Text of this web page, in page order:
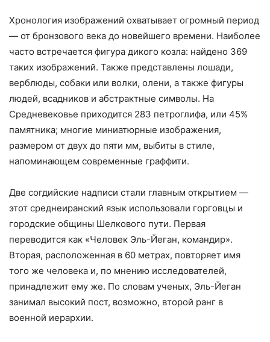
Хронология изображений охватывает огромный период
— от бронзового века до новейшего времени. Наиболее
часто встречается фигура дикого козла: найдено 369
таких изображений. Также представлены лошади,
верблюды, собаки или волки, олени, а также фигуры
людей, всадников и абстрактные символы. На
Средневековье приходится 283 петроглифа, или 45%
памятника; многие миниатюрные изображения,
размером от двух до пяти мм, выбиты в стиле,
напоминающем современные граффити.
Две согдийские надписи стали главным открытием —
этот среднеиранский язык использовали горговцы и
городские общины Шелкового пути. Первая
переводится как «Человек Эль-Йеган, командир».
Вторая, расположенная в 60 метрах, повторяет имя
того же человека и, по мнению исследователей,
принадлежит ему же. По словам ученых, Эль-Йеган
занимал высокий пост, возможно, второй ранг в
военной иерархии.